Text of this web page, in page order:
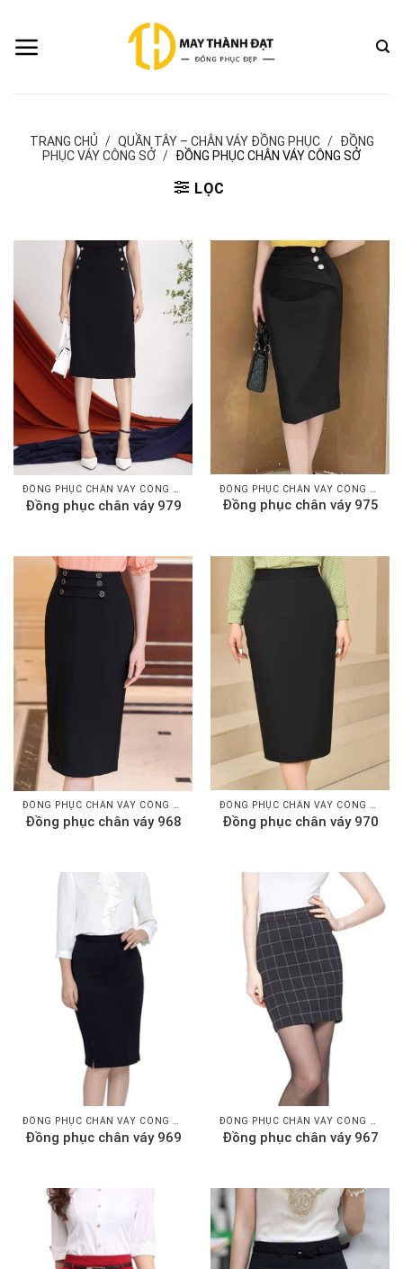
nội
TRANG CHỦ / QUẦN TÂY – CHÂN VÁY ĐỒNG PHỤC /
ĐỒNG
PHỤC VÁY CÔNG SỞ / ĐỒNG PHỤC CHÂN VÁY CÔNG SỞ
LỌC
ĐỒNG PHỤC CHÂN VÁY CÔNG SỞ
Đồng phục chân váy 979 Đồng phục chân váy 975
ĐỒNG PHỤC CHÂN VÁY CÔNG SỞ
Đồng phục chân váy 968 Đồng phục chân váy 970
Đồng phục chân váy 969 Đồng phục chân váy 967